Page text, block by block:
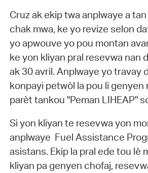
Cruz ak ekip twa anplwaye a
chak mwa, ke yo revize selon
yo apwouve yo pou montan
ke yon kliyan pral resevwa nan
ak 30 avril. Anplwaye yo travay
konpayi petwòl la pou li
parèt tankou "Peman LIHEAP"
Si yon kliyan te resevwa yon
anplwaye Fuel Assistance
asistans. Ekip la pral ede tou lè
kliyan pa genyen chofaj,